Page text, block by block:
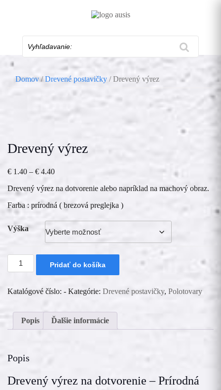
Domov/Drevené postavičky / Drevený výrez
Drevený výrez
€ 1.40 – € 4.40Price
€ 1.40
€ 4.40
Drevený výrez na dotvorenie alebo napríklad na machový obraz.
Farba : prírodná ( brezová preglejka )
Výška
množstvo
Drevený
Pridať do košíka
Katalógové číslo: - Kategórie: Drevené postavičky, Polotovary
Popis Ďalšie informácie
Popis
Drevený výrez na dotvorenie – Prírodná